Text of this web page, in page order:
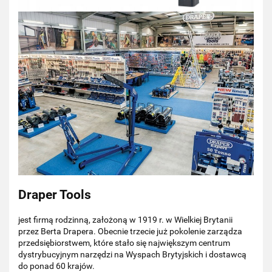
Draper Tools
jest firmą rodzinną, założoną w 1919 r. w Wielkiej Brytanii
przez Berta Drapera. Obecnie trzecie już pokolenie zarządza
przedsiębiorstwem, które stało się największym centrum
dystrybucyjnym narzędzi na Wyspach Brytyjskich i dostawcą
do ponad 60 krajów.